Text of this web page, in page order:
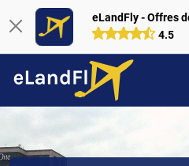
eLandFly - Offres
4.5